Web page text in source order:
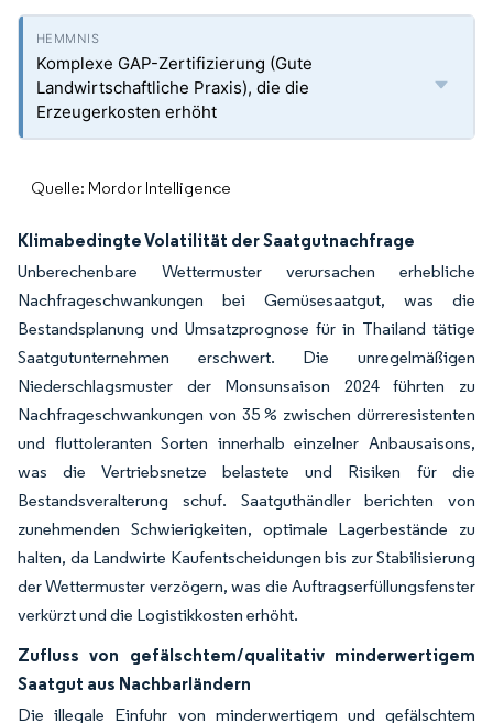
Komplexe GAP-Zertifizierung (Gute
Landwirtschaftliche Praxis), die die
Erzeugerkosten erhöht
Quelle: Mordor Intelligence
Klimabedingte Volatilität der Saatgutnachfrage
Unberechenbare Wettermuster verursachen erhebliche
Nachfrageschwankungen bei Gemüsesaatgut, was die
Bestandsplanung und Umsatzprognose für in Thailand tätige
Saatgutunternehmen erschwert. Die unregelmäßigen
Niederschlagsmuster der Monsunsaison 2024 führten zu
Nachfrageschwankungen von 35 % zwischen dürreresistenten
und fluttoleranten Sorten innerhalb einzelner Anbausaisons,
was die Vertriebsnetze belastete und Risiken für die
Bestandsveralterung schuf. Saatguthändler berichten von
zunehmenden Schwierigkeiten, optimale Lagerbestände zu
halten, da Landwirte Kaufentscheidungen bis zur Stabilisierung
der Wettermuster verzögern, was die Auftragserfüllungsfenster
verkürzt und die Logistikkosten erhöht.
Zufluss von gefälschtem/qualitativ minderwertigem
Saatgut aus Nachbarländern
Die illegale Einfuhr von minderwertigem und gefälschtem